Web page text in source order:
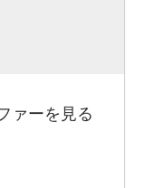
ァーを見る